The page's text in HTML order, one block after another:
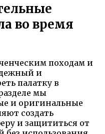
во время
походам и
и
палатку в
мы
и оригинальные
создать
и защититься от